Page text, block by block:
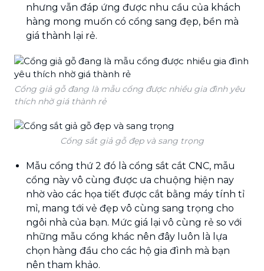
nhưng vẫn đáp ứng được nhu cầu của khách
hàng mong muốn có cổng sang đẹp, bền mà
giá thành lại rẻ.
Cổng giả gỗ đang là mẫu cổng được nhiều gia đình yêu
thích nhờ giá thành rẻ
Cổng sắt giả gỗ đẹp và sang trọng
Mẫu cổng thứ 2 đó là cổng sắt cắt CNC, mẫu
cổng này vô cùng được ưa chuộng hiện nay
nhờ vào các họa tiết được cắt bằng máy tính tỉ
mỉ, mang tới vẻ đẹp vô cùng sang trọng cho
ngôi nhà của bạn. Mức giá lại vô cùng rẻ so với
những mẫu cổng khác nên đây luôn là lựa
chọn hàng đầu cho các hộ gia đình mà bạn
nên tham khảo.